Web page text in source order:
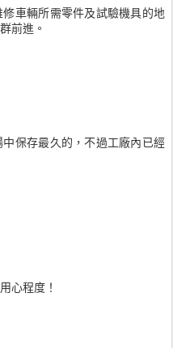
車輛所需零件及試驗機具的地
前進。
保存最久的，不過工廠內已經
心程度！